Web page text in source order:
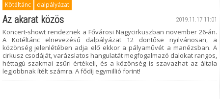
Kötéltánc
dalpályázat
2019.11.17 11:01
Az akarat közös
Koncert-showt rendeznek a Fővárosi Nagycirkuszban november 26-án.
A Kötéltánc elnevezésű dalpályázat 12 döntőse nyilvánosan, a
közönség jelenlétében adja elő ekkor a pályaművét a manézsban. A
cirkusz csodáját, varázslatos hangulatát megfogalmazó dalokat rangos,
héttagú szakmai zsűri értékeli, és a közönség is szavazhat az általa
legjobbnak ítélt számra. A fődíj egymillió forint!